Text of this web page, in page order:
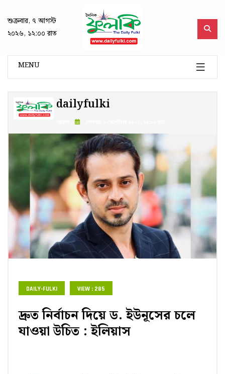
শুক্রবার, ৭ আগস্ট
২০২৬, ১২:০০ রাত
MENU
dailyfulki
DAILY-FULKI VIEW : 285
দ্রুত নির্বাচন দিয়ে ড. ইউনূসের চলে
যাওয়া উচিত : ইলিয়াস